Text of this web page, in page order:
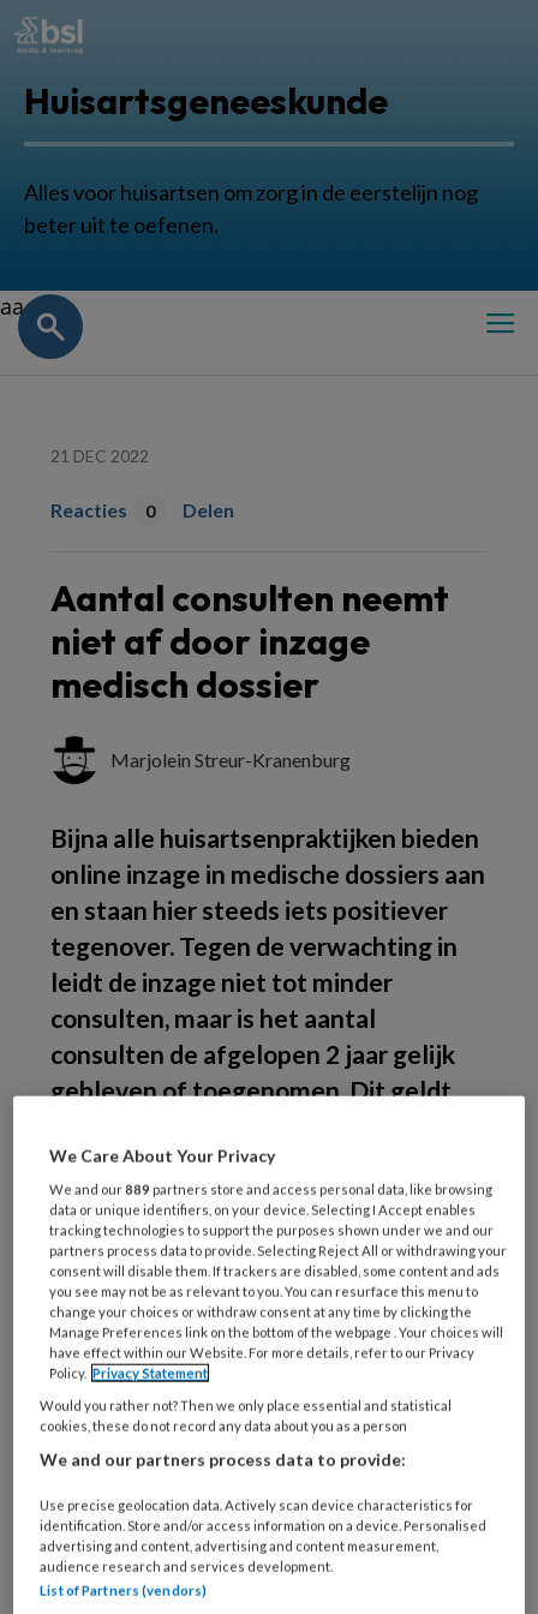
Huisartsgeneeskunde
Alles voor huisartsen om zorg in de eerstelijn nog
beter uit te oefenen.
aa
21 DEC 2022
Reacties 0 Delen
Aantal consulten neemt
niet af door inzage
medisch dossier
Marjolein Streur-Kranenburg
Bijna alle huisartsenpraktijken bieden
online inzage in medische dossiers aan
en staan hier steeds iets positiever
tegenover. Tegen de verwachting in
leidt de inzage niet tot minder
consulten, maar is het aantal
consulten de afgelopen 2 jaar gelijk
gebleven of toegenomen. Dit geldt
consulten. De extra tijdsinvestering
voor inzage blijft een aandachtspunt,
dit is in de afgelopen jaren niet
veranderd. Dat blijkt uit onderzoek
van het Nivel.
Sinds 2020 zijn huisartsenpraktijken verplicht
om de patiënten online inzage te geven in hun
dossier. In 2020 voldeed 90 procent van de
praktijken aan deze eis. In 2022 is dat gestegen
naar 98 procent. Praktijken lijken er
langzaamaan iets positiever tegenover te
staan. Het percentage praktijken dat
overwegend negatief was, is gedaald van 11
We Care About Your Privacy
We and our889 partners store and access personal data, like browsing
data or unique identifiers, on your device. Selecting I Accept enables
tracking technologies to support the purposes shown under we and our
partners process data to provide. Selecting Reject All or withdrawing your
consent will disable them. If trackers are disabled, some content and ads
you see may not be as relevant to you. You can resurface this menu to
change your choices or withdraw consent at any time by clicking the
Manage Preferences link on the bottom of the webpage . Your choices will
have effect within our Website. For more details, refer to our Privacy
Policy. Privacy Statement
Would you rather not? Then we only place essential and statistical
cookies, these do not record any data about you as a person
We and our partners process data to provide:
Use precise geolocation data. Actively scan device characteristics for
identification. Store and/or access information on a device. Personalised
advertising and content, advertising and content measurement,
audience research and services development.
List of Partners (vendors)